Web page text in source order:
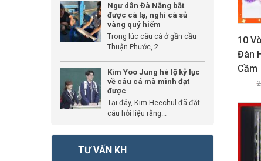
10
Đàn
Cầm
Ngư dân Đà Nẵng bắt
được cá lạ, nghi cá sủ
vàng quý hiếm
Trong lúc câu cá ở gần cầu
Thuận Phước, 2...
Kim Yoo Jung hé lộ kỷ lục
về câu cá mà mình đạt
được
Tại đây, Kim Heechul đã đặt
câu hỏi liệu rằng...
TƯ VẤN KH